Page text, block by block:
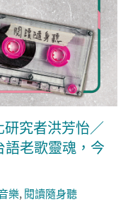
研究者洪芳怡／
老歌靈魂，今
樂,閱讀隨身聽